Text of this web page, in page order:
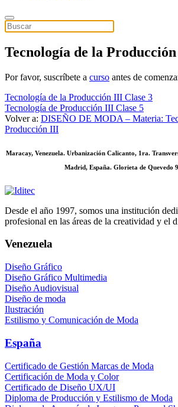
Tecnología de la
Por favor, suscríbete a curso antes de
Tecnología de la Producción III Clase 3
Tecnología de Producción III Clase 5
Volver a: DISEÑO DE MODA – Materia:
Producción III
Maracay, Venezuela. Urbanización Calicanto, 1ra.
Madrid, España. Glorieta de Quevedo
Desde el año 1997, somos una institución
profesional en las áreas de la creatividad y el
Venezuela
Diseño Gráfico
Diseño Gráfico Multimedia
Diseño Audiovisual
Diseño de moda
Ilustración
Estilismo y Comunicación de Moda
España
Certificado de Gestión Marcas de Moda
Certificación de Moda y Color
Certificado de Diseño UX/UI
Diploma de Producción y Estilismo de Moda